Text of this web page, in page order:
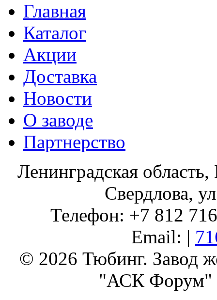
Главная
Каталог
Акции
Доставка
Новости
О заводе
Партнерство
Ленинградская
Свердлова,
Телефон: +7 812
Email: |
© 2026 Тюбинг. Завод
"АСК Форум"